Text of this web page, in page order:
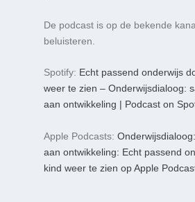
De podcast is op de bekende
beluisteren.
Spotify: Echt passend onderwijs
weer te zien – Onderwijsdialoog:
aan ontwikkeling | Podcast on
Apple Podcasts:
aan ontwikkeling: Echt passend
kind weer te zien op Apple